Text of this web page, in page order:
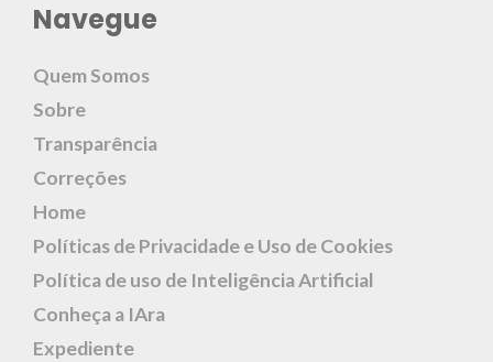
Navegue
Quem Somos
Sobre
Transparência
Correções
Home
Políticas de Privacidade e Uso de Cookies
Política de uso de Inteligência Artificial
Conheça a IAra
Expediente